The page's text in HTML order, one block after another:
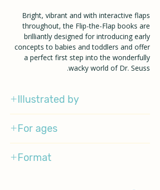
Bright, vibrant and with interactive flaps
throughout, the Flip-the-Flap books are
brilliantly designed for introducing early
concepts to babies and toddlers and offer
a perfect first step into the wonderfully
wacky world of Dr. Seuss.
Illustrated by
For ages
Format